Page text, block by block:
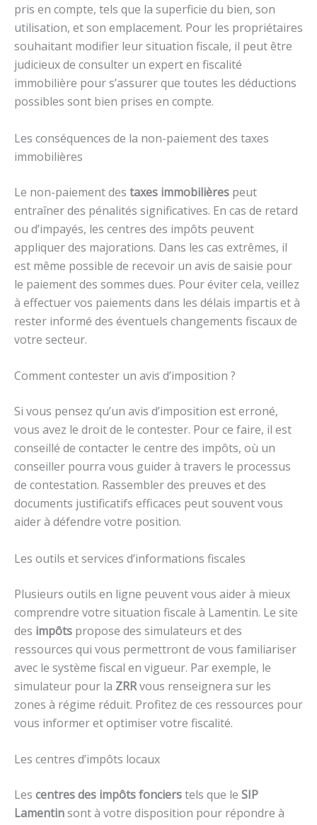
pris en compte, tels que la superficie du bien, son
utilisation, et son emplacement. Pour les propriétaires
souhaitant modifier leur situation fiscale, il peut être
judicieux de consulter un expert en fiscalité
immobilière pour s’assurer que toutes les déductions
possibles sont bien prises en compte.
Les conséquences de la non-paiement des taxes
immobilières
Le non-paiement des taxes immobilières peut
entraîner des pénalités significatives. En cas de retard
ou d’impayés, les centres des impôts peuvent
appliquer des majorations. Dans les cas extrêmes, il
est même possible de recevoir un avis de saisie pour
le paiement des sommes dues. Pour éviter cela, veillez
à effectuer vos paiements dans les délais impartis et à
rester informé des éventuels changements fiscaux de
votre secteur.
Comment contester un avis d’imposition ?
Si vous pensez qu’un avis d’imposition est erroné,
vous avez le droit de le contester. Pour ce faire, il est
conseillé de contacter le centre des impôts, où un
conseiller pourra vous guider à travers le processus
de contestation. Rassembler des preuves et des
documents justificatifs efficaces peut souvent vous
aider à défendre votre position.
Les outils et services d’informations fiscales
Plusieurs outils en ligne peuvent vous aider à mieux
comprendre votre situation fiscale à Lamentin. Le site
des impôts propose des simulateurs et des
ressources qui vous permettront de vous familiariser
avec le système fiscal en vigueur. Par exemple, le
simulateur pour la ZRRvous renseignera sur les
zones à régime réduit. Profitez de ces ressources pour
vous informer et optimiser votre fiscalité.
Les centres d’impôts locaux
Les centres des impôts foncierstels que le SIP
Lamentinsont à votre disposition pour répondre à